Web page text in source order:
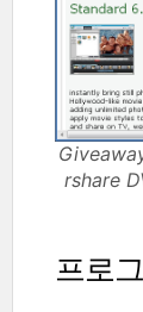
rshare
프로